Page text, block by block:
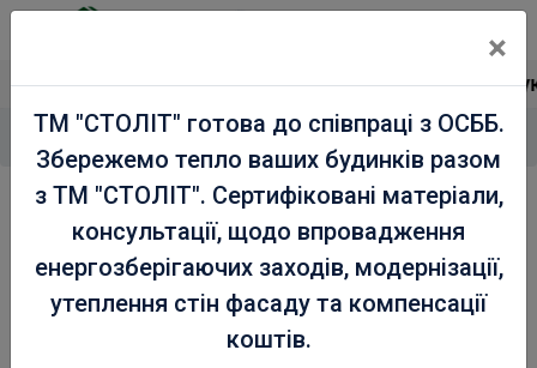
Сертифікована
×
ТМ "СТОЛІТ" готова до співпраці з ОСББ.
Збережемо тепло ваших будинків разом
з ТМ "СТОЛІТ". Сертифіковані матеріали,
консультації, щодо впровадження
енергозберігаючих заходів, модернізації,
утеплення стін фасаду та компенсації
коштів.
Головна / Магазин / Сухі будівельні суміші
Сухі будівельні суміші